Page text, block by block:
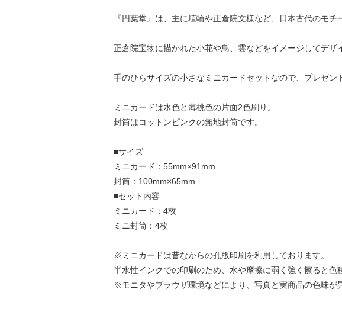
『円葉堂』は、主に埴輪や正倉院文様など、日本古代のモ
正倉院宝物に描かれた小花や鳥、雲などをイメージしてデザ
手のひらサイズの小さなミニカードセットなので、プレゼ
ミニカードは水色と薄桃色の片面2色刷り。
封筒はコットンピンクの無地封筒です。
■サイズ
ミニカード：55mm×91mm
封筒：100mm×65mm
■セット内容
ミニカード：4枚
ミニ封筒：4枚
※ミニカードは昔ながらの孔版印刷を利用しております。
半水性インクでの印刷のため、水や摩擦に弱く強く擦ると色
※モニタやブラウザ環境などにより、写真と実商品の色味が